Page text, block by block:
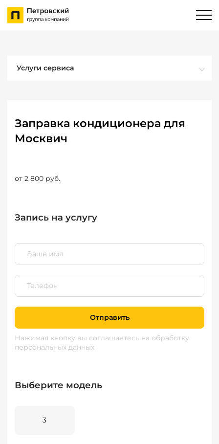
Услуги сервиса
Заправка кондиционера для
Москвич
от 2 800 руб.
Запись на услугу
Отправить
Нажимая кнопку вы соглашаетесь на обработку
персональных данных
Выберите модель
3